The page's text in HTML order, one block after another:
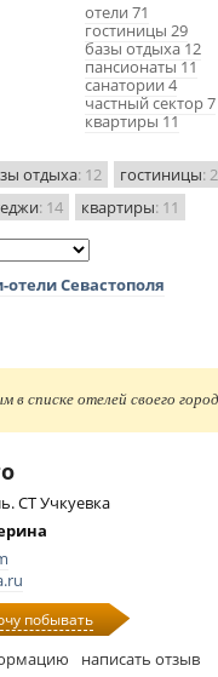
отели 71
гостиницы 29
базы отдыха 12
пансионаты 11
санатории 4
частный сектор 7
квартиры 11
отдыха: 12 гостиницы:
: 14 квартиры: 11
Севастополя
списке отелей своего
СТ Учкуевка
побывать
написать отзыв